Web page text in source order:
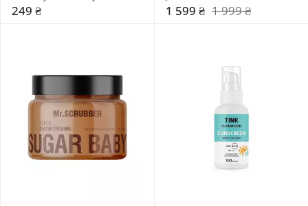
249 ₴ 1 599 ₴ 1 999 ₴